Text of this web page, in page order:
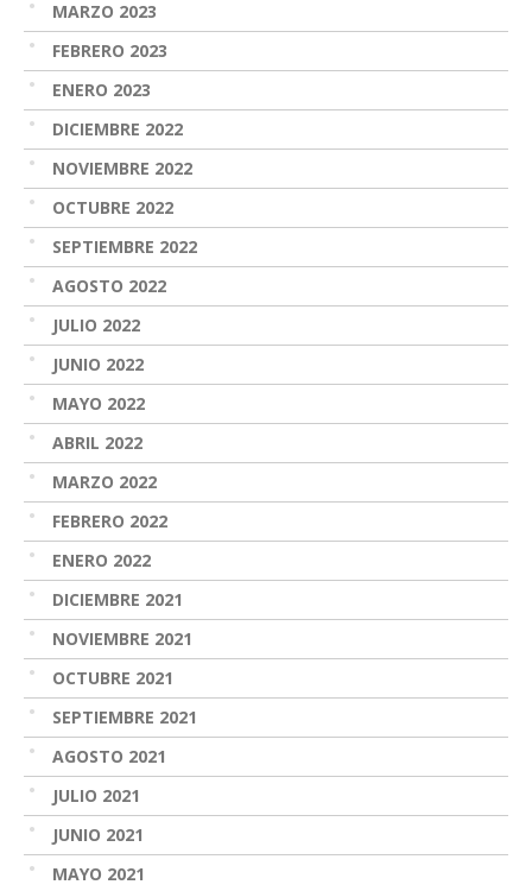
MARZO 2023
FEBRERO 2023
ENERO 2023
DICIEMBRE 2022
NOVIEMBRE 2022
OCTUBRE 2022
SEPTIEMBRE 2022
AGOSTO 2022
JULIO 2022
JUNIO 2022
MAYO 2022
ABRIL 2022
MARZO 2022
FEBRERO 2022
ENERO 2022
DICIEMBRE 2021
NOVIEMBRE 2021
OCTUBRE 2021
SEPTIEMBRE 2021
AGOSTO 2021
JULIO 2021
JUNIO 2021
MAYO 2021